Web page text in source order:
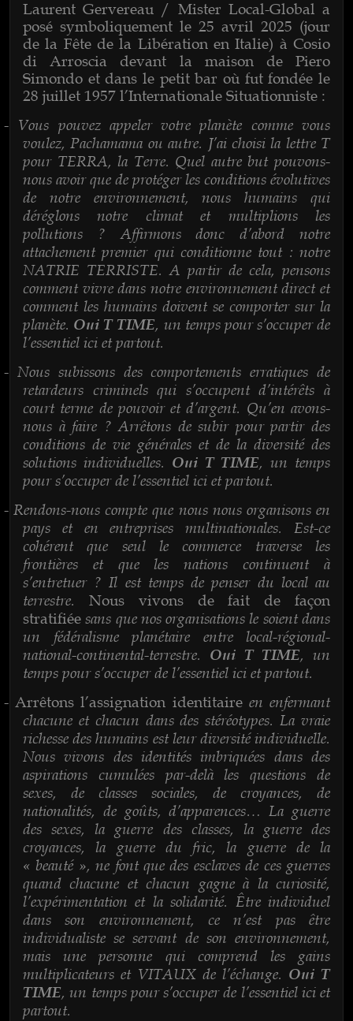
Laurent Gervereau / Mister Local-Global a
posé symboliquement le 25 avril 2025 (jour
de la Fête de la Libération en Italie) à Cosio
di Arroscia devant la maison de Piero
Simondo et dans le petit bar où fut fondée le
28 juillet 1957 l’Internationale Situationniste :
- Vous pouvez appeler votre planète comme vous
voulez, Pachamama ou autre. J’ai choisi la lettre T
pour TERRA, la Terre. Quel autre but pouvons-
nous avoir que de protéger les conditions évolutives
de notre environnement, nous humains qui
déréglons notre climat et multiplions les
pollutions ? Affirmons donc d’abord notre
attachement premier qui conditionne tout : notre
NATRIE TERRISTE. A partir de cela, pensons
comment vivre dans notre environnement direct et
comment les humains doivent se comporter sur la
planète. Oui T TIME, un temps pour s’occuper de
l’essentiel ici et partout.
- Nous subissons des comportements erratiques de
retardeurs criminels qui s’occupent d’intérêts à
court terme de pouvoir et d’argent. Qu’en avons-
nous à faire ? Arrêtons de subir pour partir des
conditions de vie générales et de la diversité des
solutions individuelles. Oui T TIME, un temps
pour s’occuper de l’essentiel ici et partout.
- Rendons-nous compte que nous nous organisons en
pays et en entreprises multinationales. Est-ce
cohérent que seul le commerce traverse les
frontières et que les nations continuent à
s’entretuer ? Il est temps de penser du local au
terrestre. Nous vivons de fait de façon
stratifiée sans que nos organisations le soient dans
un fédéralisme planétaire entre local-régional-
national-continental-terrestre. Oui T TIME, un
temps pour s’occuper de l’essentiel ici et partout.
- Arrêtons l’assignation identitaire en enfermant
chacune et chacun dans des stéréotypes. La vraie
richesse des humains est leur diversité individuelle.
Nous vivons des identités imbriquées dans des
aspirations cumulées par-delà les questions de
sexes, de classes sociales, de croyances, de
nationalités, de goûts, d’apparences… La guerre
des sexes, la guerre des classes, la guerre des
croyances, la guerre du fric, la guerre de la
« beauté », ne font que des esclaves de ces guerres
quand chacune et chacun gagne à la curiosité,
l’expérimentation et la solidarité. Être individuel
dans son environnement, ce n’est pas être
individualiste se servant de son environnement,
mais une personne qui comprend les gains
multiplicateurs et VITAUX de l’échange. Oui T
TIME, un temps pour s’occuper de l’essentiel ici et
partout.